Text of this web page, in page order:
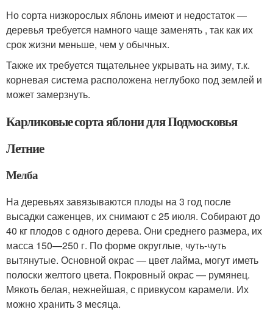
Но сорта низкорослых яблонь имеют и недостаток —
деревья требуется намного чаще заменять , так как их
срок жизни меньше, чем у обычных.
Также их требуется тщательнее укрывать на зиму, т.к.
корневая система расположена неглубоко под землей и
может замерзнуть.
Карликовые сорта яблони для Подмосковья
Летние
Мелба
На деревьях завязываются плоды на 3 год после
высадки саженцев, их снимают с 25 июля. Собирают до
40 кг плодов с одного дерева. Они среднего размера, их
масса 150—250 г. По форме округлые, чуть-чуть
вытянутые. Основной окрас — цвет лайма, могут иметь
полоски желтого цвета. Покровный окрас — румянец.
Мякоть белая, нежнейшая, с привкусом карамели. Их
можно хранить 3 месяца.